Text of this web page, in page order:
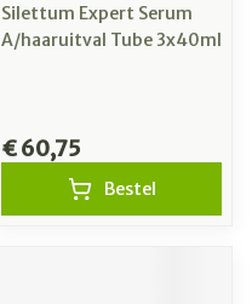
Silettum Expert Serum
A/haaruitval Tube 3x40ml
€ 60,75
Bestel